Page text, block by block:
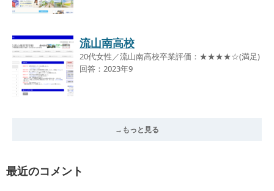
流山南高校
20代女性／流山南高校卒業評価：★★★★☆(満足)
回答：2023年9
→もっと見る
最近のコメント